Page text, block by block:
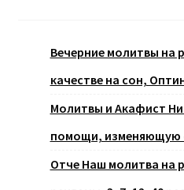
Вечерние молитвы на
качестве на сон,
Молитвы и Акафист
помощи, изменяющую
Отче Наш молитва на